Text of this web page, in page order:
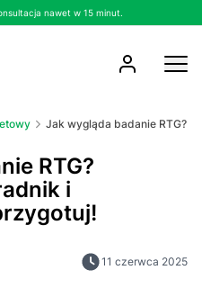
nawet w 15 minut.
Jak wygląda badanie RTG?
RTG?
i
11 czerwca 2025